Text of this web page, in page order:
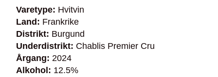
Varetype: Hvitvin
Land: Frankrike
Distrikt: Burgund
Underdistrikt: Chablis Premier Cru
Årgang: 2024
Alkohol: 12.5%